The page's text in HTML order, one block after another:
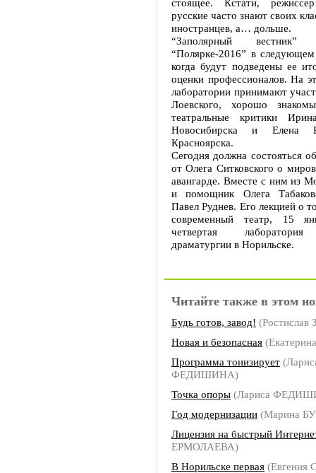
стоящее. Кстати,
русские часто знают своих
иностранцев, а… дольше.
“Заполярный
“Полярке-2016” в
когда будут подведены ее
оценки профессионалов. На
лаборатории принимают
Лоевского, хорошо
театральные критики
Новосибирска и Елена
Красноярска.
Сегодня должна состояться
от Олега Ситковского о
авангарде. Вместе с ним из
и помощник Олега
Павел Руднев. Его лекцией о
современный театр, 15
четвертая лаборатория
драматургии в Норильске.
Читайте также в этом
Будь готов, завод!
Новая и безопасная
Программа тонизирует
ФЕДИШИНА)
Точка опоры (Лариса
Год модернизации (Марина
Лицензия на быстрый
ЕРМОЛАЕВА)
В Норильске первая